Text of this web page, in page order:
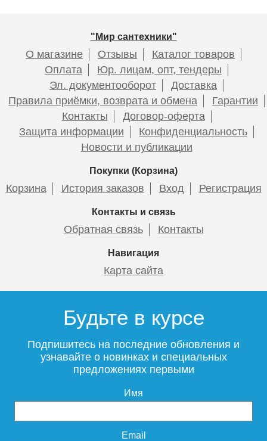
Радиатор биметаллический
THERMA Q2 500/80 8
секций 1064 Вт
5 080
Подробнее
Радиатор биметаллический
THERMA Q2 500/80 12
секций 1596 Вт
Подробнее
Подробнее Подробнее
Чугунный радиатор
Радимакс (RETROstyle)
BRISTOL 800 1 секция
Подробнее
Чугунный радиатор
Радимакс (RETROstyle)
BRISTOL 600 1 секция
Подробнее
Чугунный радиатор
WINDSBOLD 600 1 секция
6 150
Чугунный радиатор
WINDSBOLD 400 1 секция
5 000
"Мир сантехники"
О магазине Отзывы
Каталог товаров
Оплата
Юр. лицам, опт, тендеры
Эл. документооборот
Доставка
Правила приёмки, возврата и обмена
Гарантии
Контакты
Договор-оферта
Защита информации
Конфиденциальность
Новости и публикации
Покупки (Корзина)
Корзина История заказов Вход Регистрация
Контакты и связь
Обратная связь Контакты
Навигация
Карта сайта
Будьте в курсе
Подпишитесь на последние обновления и
узнавайте о новинках и специальных
предложениях первыми
Имя
Email